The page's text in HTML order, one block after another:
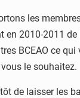
les
en 2010-2011
BCEAO ce
le souhaitez.
de laisser les